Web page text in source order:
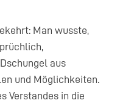
Man wusste,
aus
und Möglichkeiten.
Verstandes in die